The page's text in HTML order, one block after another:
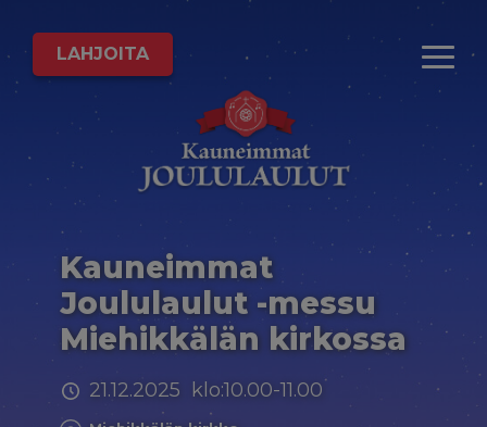
LAHJOITA
Kauneimmat
Joululaulut -messu
Miehikkälän kirkossa
21.12.2025 klo:10.00-11.00